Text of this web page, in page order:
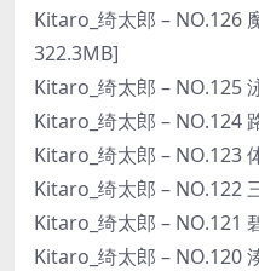
Kitaro_绮太郎 – NO.126
322.3MB]
Kitaro_绮太郎 – NO.125
Kitaro_绮太郎 – NO.124
Kitaro_绮太郎 – NO.123
Kitaro_绮太郎 – NO.122
Kitaro_绮太郎 – NO.121
Kitaro_绮太郎 – NO.120